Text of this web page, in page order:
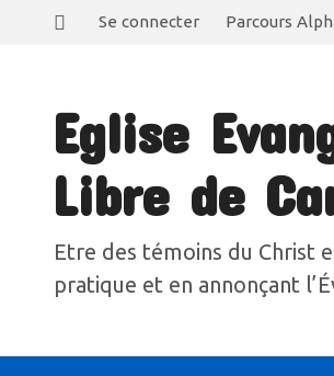
Se connecter Parcours
Eglise
Libre de
Etre des témoins du Christ
pratique et en annonçant